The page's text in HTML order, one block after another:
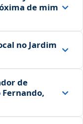
de mim
no Jardim
de